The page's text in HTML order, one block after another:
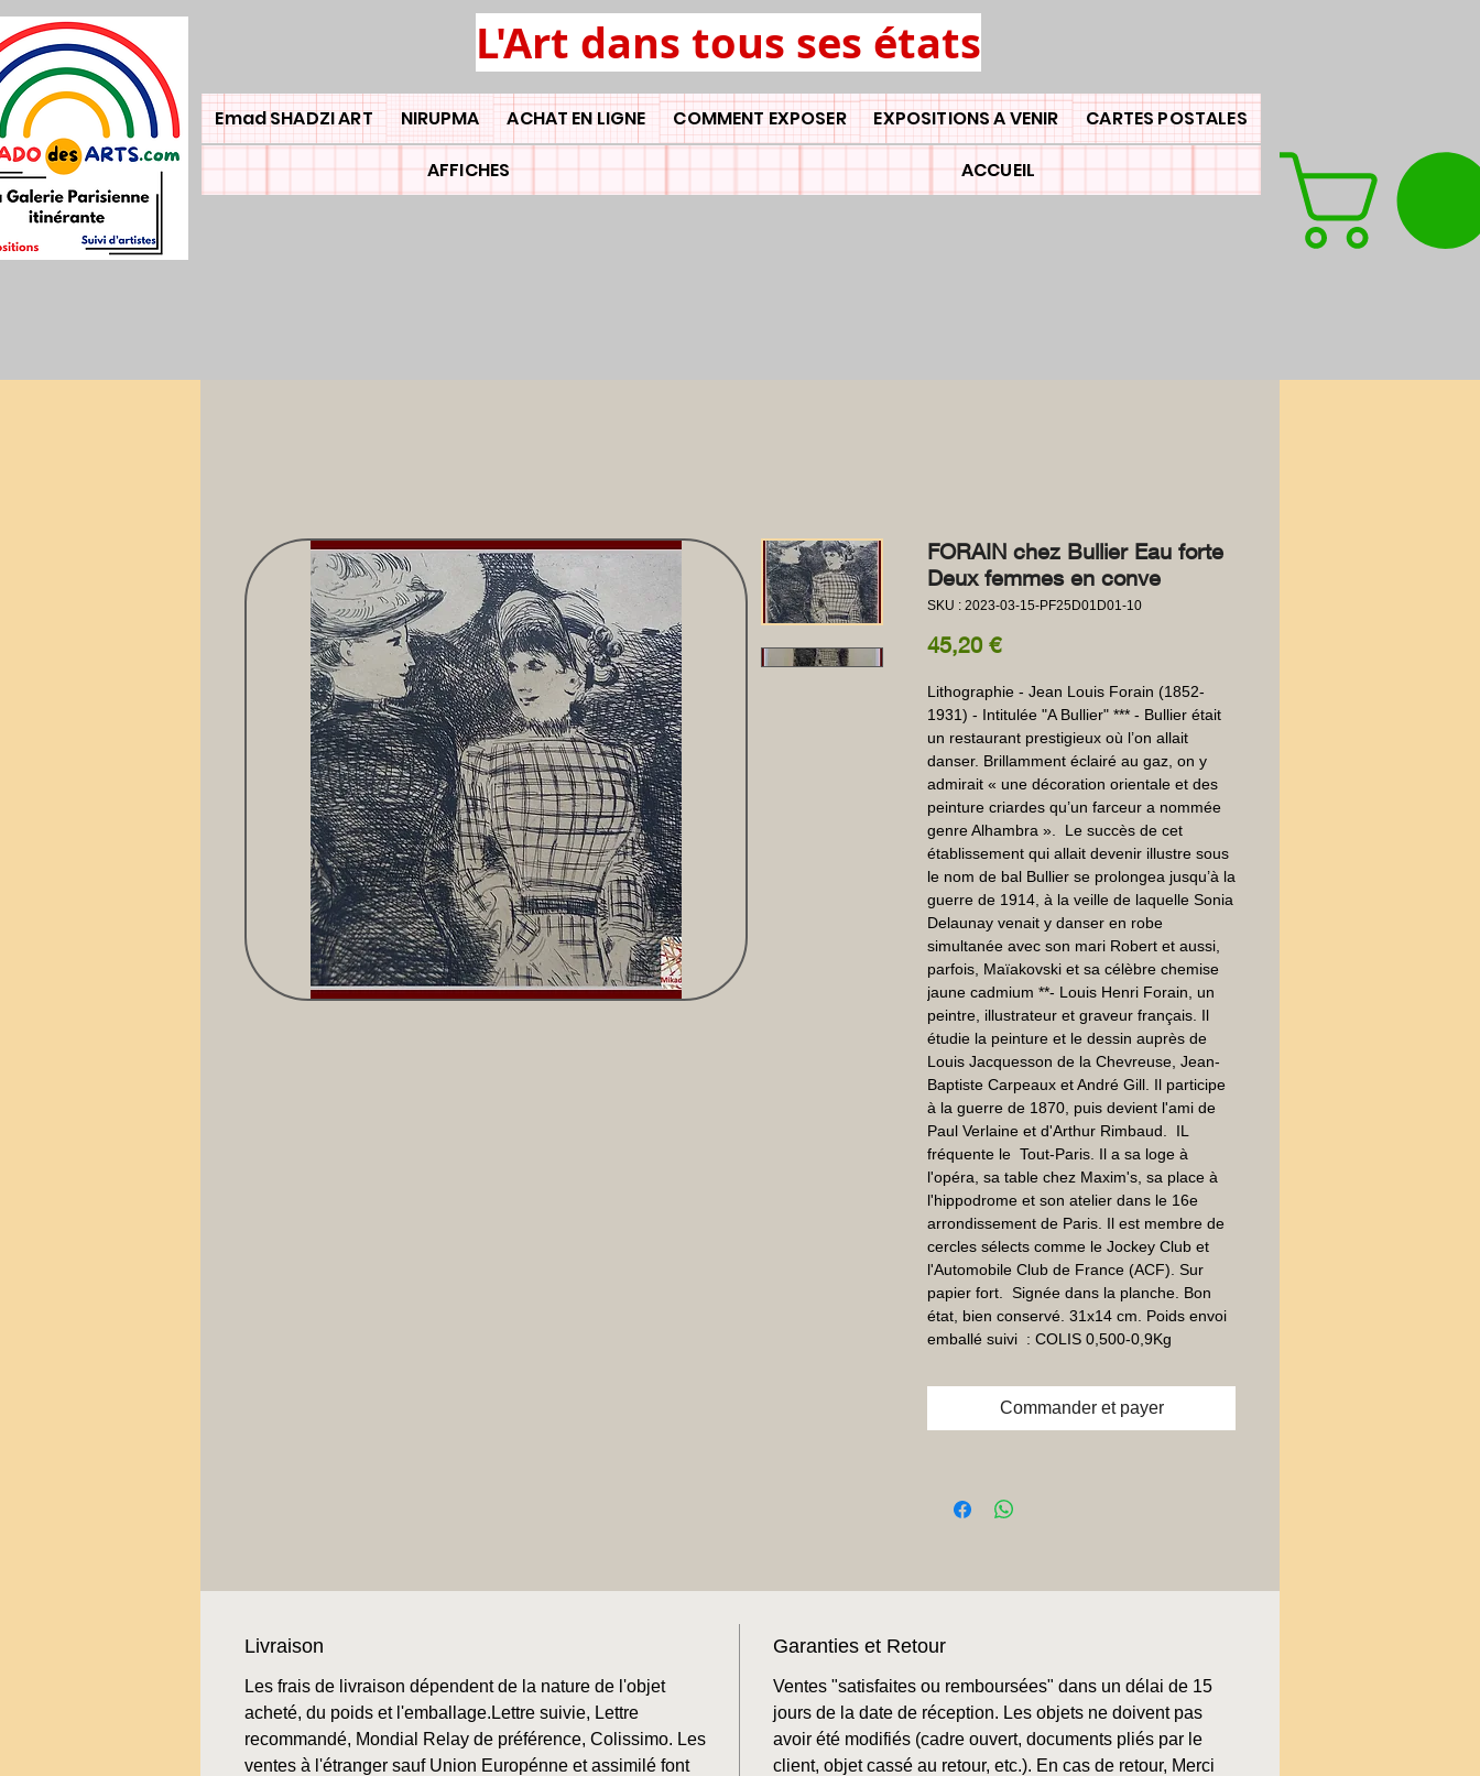
L'Art dans tous ses états
Emad SHADZI ART NIRUPMA ACHAT EN LIGNE COMMENT EXPOSER EXPOSITIONS A VENIR CARTES POSTALES
AFFICHES ACCUEIL
FORAIN chez Bullier Eau forte
Deux femmes en conve
SKU : 2023-03-15-PF25D01D01-10
45,20 €Prix
Lithographie - Jean Louis Forain (1852-
1931) - Intitulée "A Bullier" *** - Bullier était
un restaurant prestigieux où l’on allait
danser. Brillamment éclairé au gaz, on y
admirait « une décoration orientale et des
peinture criardes qu’un farceur a nommée
genre Alhambra ».  Le succès de cet
établissement qui allait devenir illustre sous
le nom de bal Bullier se prolongea jusqu’à la
guerre de 1914, à la veille de laquelle Sonia
Delaunay venait y danser en robe
simultanée avec son mari Robert et aussi,
parfois, Maïakovski et sa célèbre chemise
jaune cadmium **- Louis Henri Forain, un
peintre, illustrateur et graveur français. Il
étudie la peinture et le dessin auprès de
Louis Jacquesson de la Chevreuse, Jean-
Baptiste Carpeaux et André Gill. Il participe
à la guerre de 1870, puis devient l'ami de
Paul Verlaine et d'Arthur Rimbaud.  IL
fréquente le  Tout-Paris. Il a sa loge à
l'opéra, sa table chez Maxim's, sa place à
l'hippodrome et son atelier dans le 16e
arrondissement de Paris. Il est membre de
cercles sélects comme le Jockey Club et
l'Automobile Club de France (ACF). Sur
papier fort.  Signée dans la planche. Bon
état, bien conservé. 31x14 cm. Poids envoi
emballé suivi  : COLIS 0,500-0,9Kg
Commander et payer
Livraison
Les frais de livraison dépendent de la nature de l'objet
acheté, du poids et l'emballage.Lettre suivie, Lettre
recommandé, Mondial Relay de préférence, Colissimo. Les
ventes à l'étranger sauf Union Europénne et assimilé font
Garanties et Retour
Ventes "satisfaites ou remboursées" dans un délai de 15
jours de la date de réception. Les objets ne doivent pas
avoir été modifiés (cadre ouvert, documents pliés par le
client, objet cassé au retour, etc.). En cas de retour, Merci